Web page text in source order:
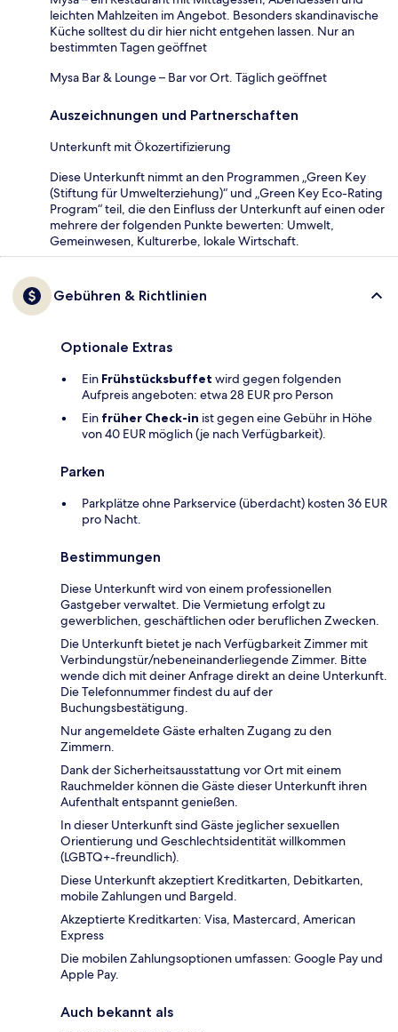
leichten Mahlzeiten im Angebot. Besonders skandinavische
Küche solltest du dir hier nicht entgehen lassen. Nur an
bestimmten Tagen geöffnet
Mysa Bar & Lounge – Bar vor Ort. Täglich geöffnet
Auszeichnungen und Partnerschaften
Unterkunft mit Ökozertifizierung
Diese Unterkunft nimmt an den Programmen „Green Key
(Stiftung für Umwelterziehung)“ und „Green Key Eco-Rating
Program“ teil, die den Einfluss der Unterkunft auf einen oder
mehrere der folgenden Punkte bewerten: Umwelt,
Gemeinwesen, Kulturerbe, lokale Wirtschaft.
Gebühren & Richtlinien
Optionale Extras
Ein Frühstücksbuffet wird gegen folgenden
Aufpreis angeboten: etwa 28 EUR pro Person
Ein früher Check-in ist gegen eine Gebühr in Höhe
von 40 EUR möglich (je nach Verfügbarkeit).
Parken
Parkplätze ohne Parkservice (überdacht) kosten 36 EUR
pro Nacht.
Bestimmungen
Diese Unterkunft wird von einem professionellen
Gastgeber verwaltet. Die Vermietung erfolgt zu
gewerblichen, geschäftlichen oder beruflichen Zwecken.
Die Unterkunft bietet je nach Verfügbarkeit Zimmer mit
Verbindungstür/nebeneinanderliegende Zimmer. Bitte
wende dich mit deiner Anfrage direkt an deine Unterkunft.
Die Telefonnummer findest du auf der
Buchungsbestätigung.
Nur angemeldete Gäste erhalten Zugang zu den
Zimmern.
Dank der Sicherheitsausstattung vor Ort mit einem
Rauchmelder können die Gäste dieser Unterkunft ihren
Aufenthalt entspannt genießen.
In dieser Unterkunft sind Gäste jeglicher sexuellen
Orientierung und Geschlechtsidentität willkommen
(LGBTQ+-freundlich).
Diese Unterkunft akzeptiert Kreditkarten, Debitkarten,
mobile Zahlungen und Bargeld.
Akzeptierte Kreditkarten: Visa, Mastercard, American
Express
Die mobilen Zahlungsoptionen umfassen: Google Pay und
Apple Pay.
Auch bekannt als